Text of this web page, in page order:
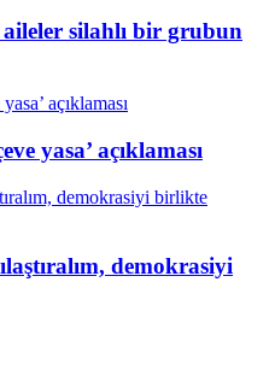
aileler silahlı bir grubun
yasa’ açıklaması
demokrasiyi